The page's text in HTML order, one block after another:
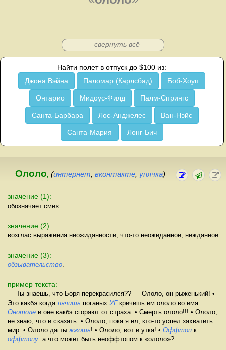
свернуть всё
Найти полет в отпуск до $100 из:
Джона Вэйна
Паломар (Карлсбад) Боб-Хоуп
Онтарио Мидоус-Филд Палм-Спрингс
Санта-Барбара Лос-Анджелес Ван-Нэйс
Санта-Мария Лонг-Бич
Ололо, (интернет, вконтакте, упячка)
значение (1):
обозначает смех.
значение (2):
возглас выражения неожиданности, что-то неожиданное, нежданное.
значение (3):
обзывательство
пример текста:
— Ты знаешь, что Боря перекрасился?? — Ололо, он рыженький! •
Это какбэ когда пячишь поганых УГкричишь им ололо во имя
Онотоле и оне какбэ сгорают от страха. • Смерть ололо!!! • Ололо,
не знаю, что и сказать. • Ололо, пока я ел, кто-то успел захватить
мир. • Ололо да ты жжошь! • Ололо, вот и утка! • Оффтоп к
оффтопу: а что может быть неоффтопом к «ололо»?